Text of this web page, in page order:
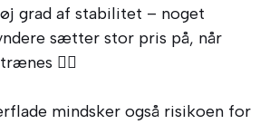
grad af stabilitet – noget
sætter stor pris på, når
🧘‍♀️
mindsker også risikoen for